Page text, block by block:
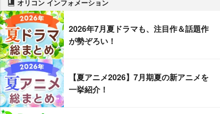
オリコン インフォメーション
2026年7月夏ドラマも、注目作＆話題作
が勢ぞろい！
【夏アニメ2026】7月期夏の新アニメを
一挙紹介！